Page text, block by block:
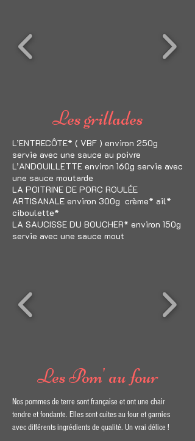
Les grillades
L’ENTRECÔTE* ( VBF ) environ 250g
servie avec une sauce au poivre
L’ANDOUILLETTE environ 160g servie avec
une sauce moutarde
LA POITRINE DE PORC ROULÉE
ARTISANALE environ 300g crème* ail*
ciboulette*
LA SAUCISSE DU BOUCHER* environ 150g
servie avec une sauce mout
Les Pom' au four
Nos pommes de terre sont française et ont une chair
tendre et fondante. Elles sont cuites au four et garnies
avec différents ingrédients de qualité. Un vrai délice !